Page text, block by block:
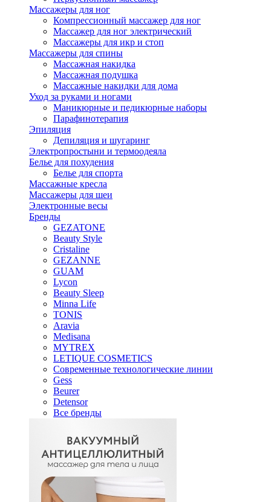
Массажеры для ног
Компрессионный массажер для ног
Массажер для ног электрический
Массажеры для икр и стоп
Массажеры для спины
Массажная накидка
Массажная подушка
Массажные накидки для дома
Уход за руками и ногами
Маникюрные и педикюрные наборы
Парафинотерапия
Эпиляция
Депиляция и шугаринг
Электропростыни и термоодеяла
Белье для похудения
Белье для спорта
Массажные кресла
Массажеры для шеи
Электронные весы
Бренды
GEZATONE
Beauty Style
Cristaline
GEZANNE
GUAM
Lycon
Beauty Sleep
Minna Life
TONIS
Aravia
Medisana
MYTREX
LETIQUE COSMETICS
Современные технологические линии
Gess
Beurer
Detensor
Все бренды